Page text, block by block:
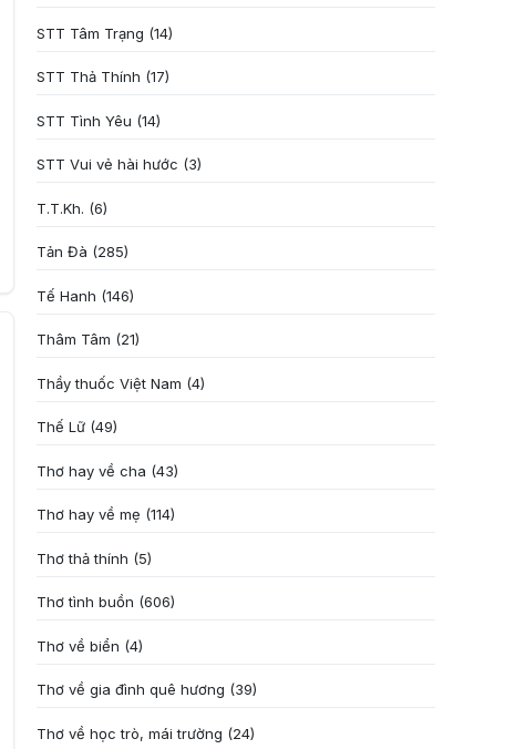
STT Tâm Trạng (14)
STT Thả Thính (17)
STT Tình Yêu (14)
STT Vui vẻ hài hước (3)
T.T.Kh. (6)
Tản Đà (285)
Tế Hanh (146)
Thâm Tâm (21)
Thầy thuốc Việt Nam (4)
Thế Lữ (49)
Thơ hay về cha (43)
Thơ hay về mẹ (114)
Thơ thả thính (5)
Thơ tình buồn (606)
Thơ về biển (4)
Thơ về gia đình quê hương (39)
Thơ về học trò, mái trường (24)